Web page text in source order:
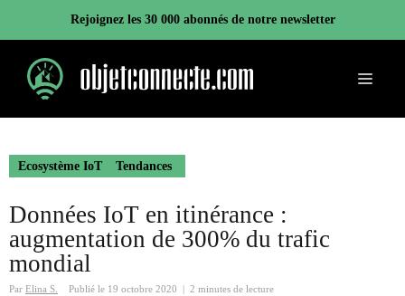
contenu
Rejoignez les 30 000 abonnés de notre newsletter
Menu
Ecosystème IoT Tendances
Données IoT en itinérance :
augmentation de 300% du trafic
mondial
Par Elina S. Publié le 19 octobre 2020 2 minutes de lecture